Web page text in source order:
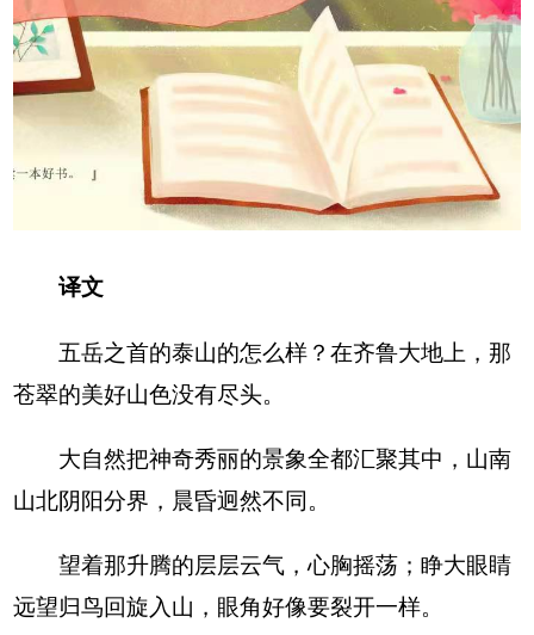
译文
五岳之首的泰山的怎么样？在齐鲁大地上，那
苍翠的美好山色没有尽头。
大自然把神奇秀丽的景象全都汇聚其中，山南
山北阴阳分界，晨昏迥然不同。
望着那升腾的层层云气，心胸摇荡；睁大眼睛
远望归鸟回旋入山，眼角好像要裂开一样。